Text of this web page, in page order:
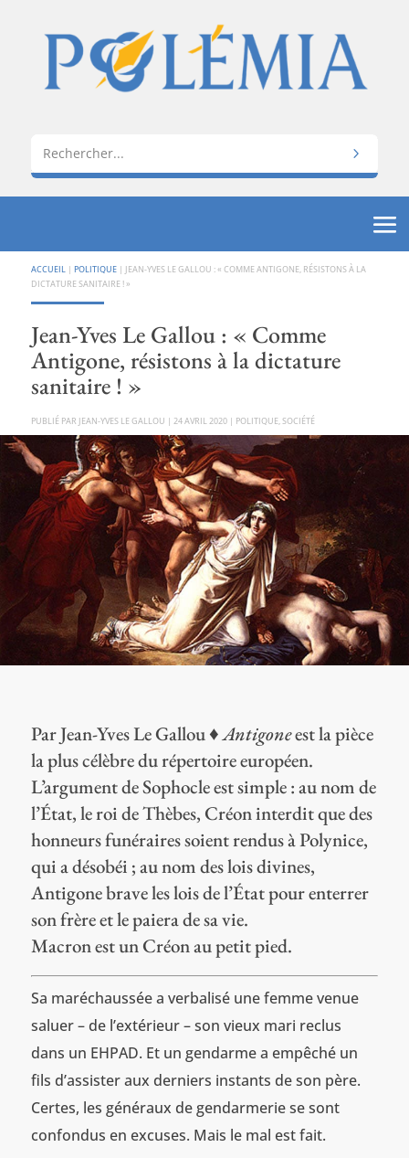
ACCUEIL | POLITIQUE| JEAN-YVES LE GALLOU : « COMME ANTIGONE, RÉSISTONS À LA
DICTATURE SANITAIRE ! »
Jean-Yves Le Gallou : « Comme
Antigone, résistons à la dictature
sanitaire ! »
PAR JEAN-YVES LE GALLOU | 24 AVRIL 2020| POLITIQUE, SOCIÉTÉ
Par Jean-Yves Le Gallou ♦Antigoneest la pièce
la plus célèbre du répertoire européen.
L’argument de Sophocle est simple : au nom de
l’État, le roi de Thèbes, Créon interdit que des
honneurs funéraires soient rendus à Polynice,
qui a désobéi ; au nom des lois divines,
Antigone brave les lois de l’État pour enterrer
son frère et le paiera de sa vie.
Macron est un Créon au petit pied.
Sa maréchaussée a verbalisé une femme venue
saluer – de l’extérieur – son vieux mari reclus
dans un EHPAD. Et un gendarme a empêché un
fils d’assister aux derniers instants de son père.
Certes, les généraux de gendarmerie se sont
confondus en excuses. Mais le mal est fait.